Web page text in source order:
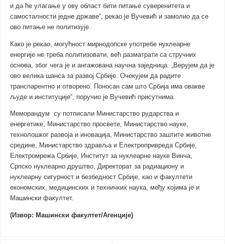
и да ће улагање у ову област бити питање суверенитета и
самосталности једне државе“, рекао је Вучевић и замолио да се
ово питање не политизује.
Како је рекао, могућност мирнодопске употребе нуклеарне
енергије не треба политизовати, већ разматрати са стручних
основа, због чега је и ангажована научна заједница. „Верујем да је
ово велика шанса за развој Србије. Очекујем да радите
транспарентно и отворено. Поносан сам што Србија има овакве
људе и институције“, поручио је Вучевић присутнима.
Меморандум су потписали Министарство рударства и
енергетике, Министарство просвете, Министарство науке,
технолошког развоја и иновација, Министарство заштите животне
средине, Министарство здравља и Електропривреда Србије,
Електромрежа Србије, Институт за нуклеарне науке Винча,
Српско нуклеарно друштво, Директорат за радиациону и
нуклеарну сигурност и безбедност Србије, као и факултети
економских, медицинских и техничких наука, међу којима је и
Машински факултет.
(Извор: Машински факултет/Aгенције)